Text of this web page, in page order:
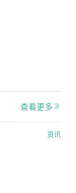
查看更多
资讯